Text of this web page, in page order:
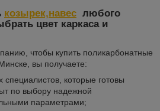
козырек,навес любого
цвет каркаса и
чтобы купить поликарбонатные
вы получаете:
которые готовы
по выбору надежной
параметрами;